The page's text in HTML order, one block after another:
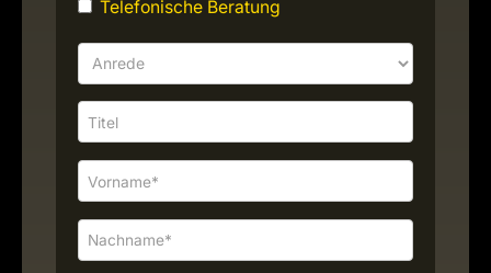
Telefonische Beratung